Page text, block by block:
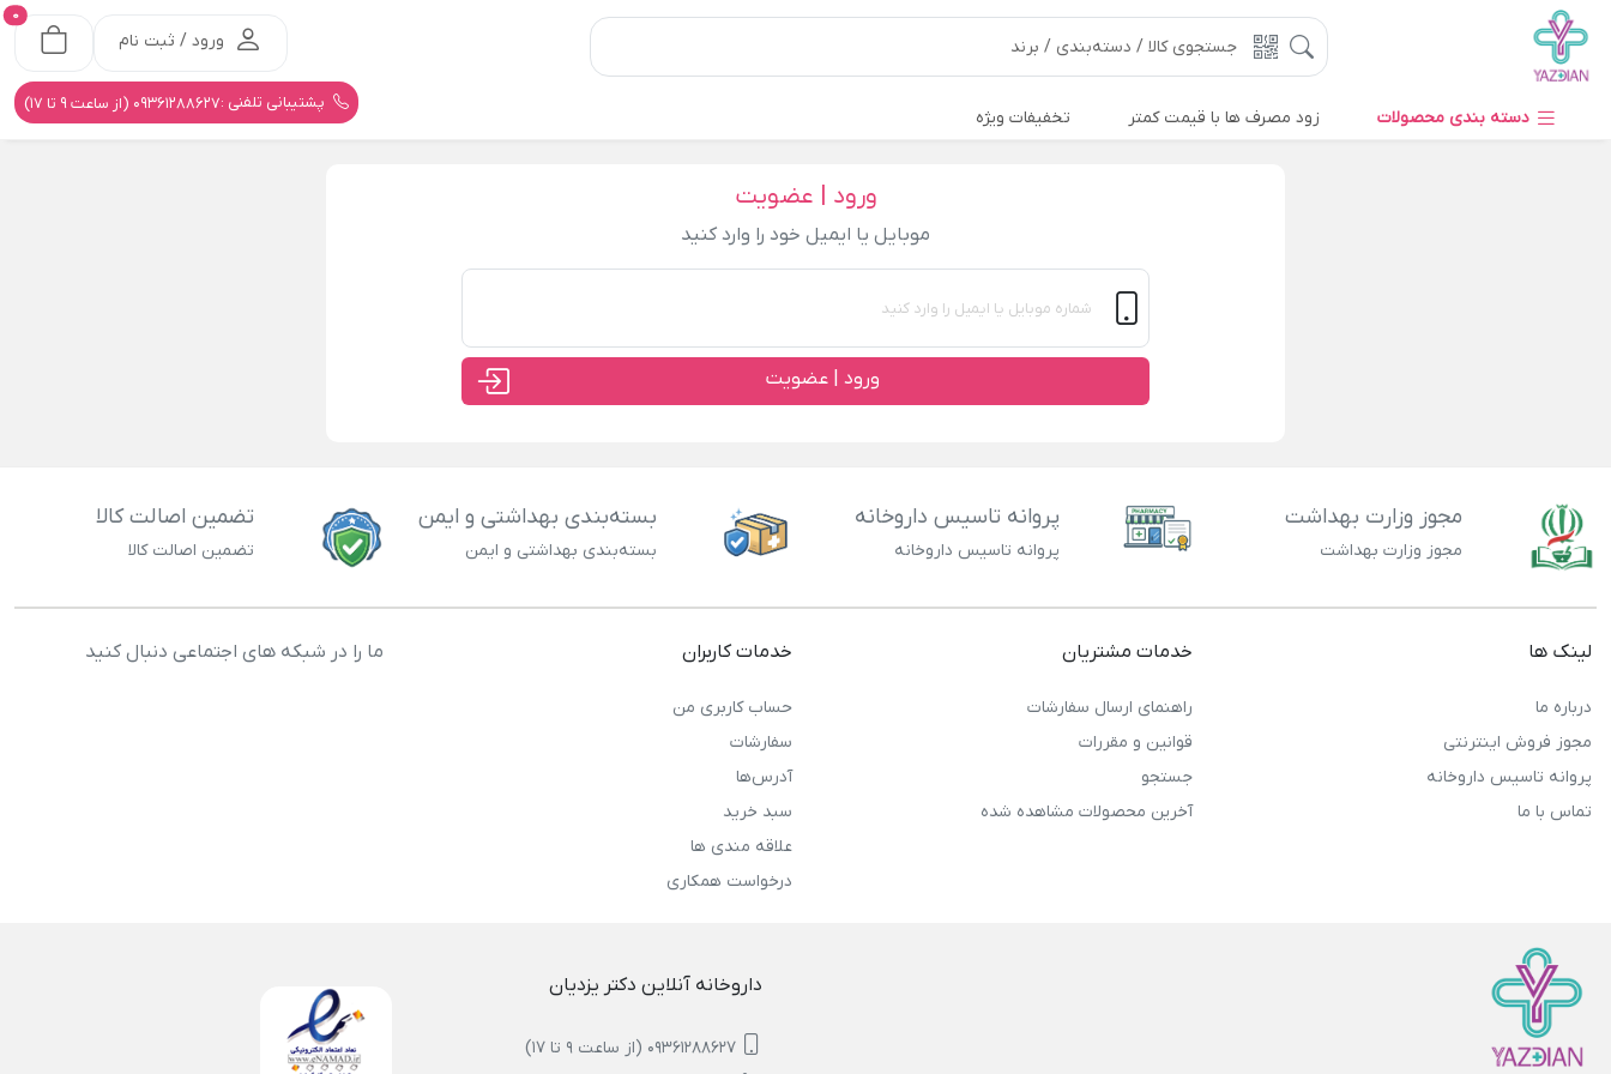
ورود / ثبت نام
0
پشتیبانی تلفنی :09361288627 (از ساعت 9 تا 17)
دسته بندی محصولات زود مصرف ها با قیمت کمتر تخفیفات ویژه
ورود | عضویت
موبایل یا ایمیل خود را وارد کنید
ورود | عضویت
مجوز وزارت بهداشت
مجوز وزارت بهداشت
پروانه تاسیس داروخانه
پروانه تاسیس داروخانه
بسته‌بندی بهداشتی و ایمن
بسته‌بندی بهداشتی و ایمن
تضمین اصالت کالا
تضمین اصالت کالا
لینک ها
درباره ما
مجوز فروش اینترنتی
پروانه تاسیس داروخانه
تماس با ما
خدمات مشتریان
راهنمای ارسال سفارشات
قوانین و مقررات
جستجو
آخرین محصولات مشاهده شده
خدمات کاربران
حساب کاربری من
سفارشات
آدرس‌ها
سبد خرید
علاقه مندی ها
درخواست همکاری
ما را در شبکه های اجتماعی دنبال کنید
داروخانه آنلاین دکتر یزدیان
09361288627 (از ساعت 9 تا 17)